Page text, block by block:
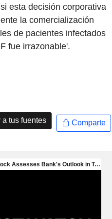
esta decisión corporativa
la comercialización
de pacientes infectados
fue irrazonable'.
tus fuentes Comparte